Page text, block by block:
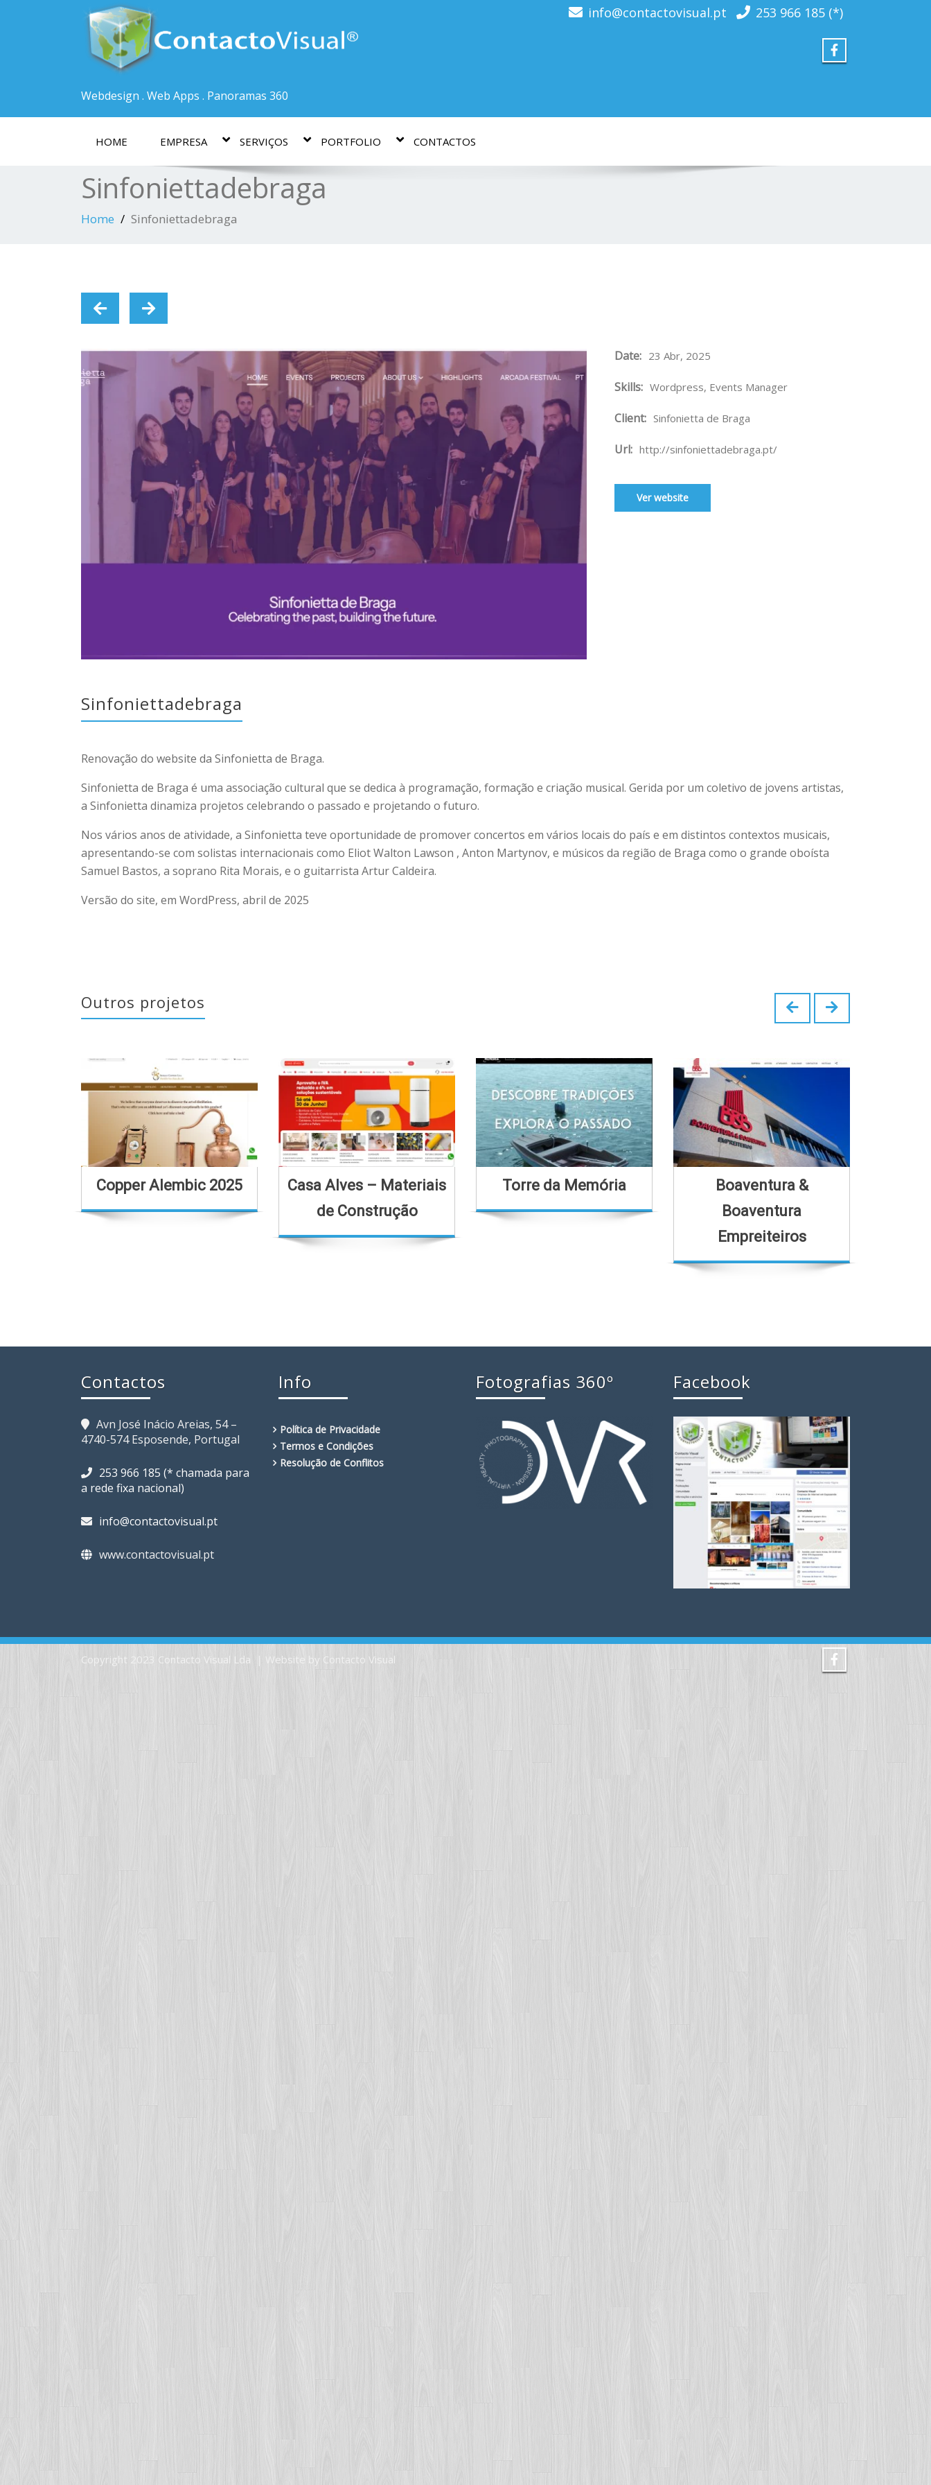
Webdesign . Web Apps . Panoramas 360
info@contactovisual.pt 253 966 185 (*)
HOME EMPRESA SERVIÇOS PORTFOLIO CONTACTOS
Sinfoniettadebraga
Home Sinfoniettadebraga
Date: 23 Abr, 2025
Skills: Wordpress, Events Manager
Client: Sinfonietta de Braga
Url: http://sinfoniettadebraga.pt/
Ver website
Sinfoniettadebraga
Renovação do website da Sinfonietta de Braga.
Sinfonietta de Braga é uma associação cultural que se dedica à programação, formação e criação musical. Gerida por um coletivo de jovens artistas,
a Sinfonietta dinamiza projetos celebrando o passado e projetando o futuro.
Nos vários anos de atividade, a Sinfonietta teve oportunidade de promover concertos em vários locais do país e em distintos contextos musicais,
apresentando-se com solistas internacionais como Eliot Walton Lawson , Anton Martynov, e músicos da região de Braga como o grande oboísta
Samuel Bastos, a soprano Rita Morais, e o guitarrista Artur Caldeira.
Versão do site, em WordPress, abril de 2025
Outros projetos
Copper Alembic 2025
Casa Alves – Materiais
de Construção
Torre da Memória
Boaventura &
Boaventura
Empreiteiros
Contactos
Avn José Inácio Areias, 54 –
4740-574 Esposende, Portugal
253 966 185 (* chamada para
a rede fixa nacional)
info@contactovisual.pt
www.contactovisual.pt
Info
Política de Privacidade
Termos e Condições
Resolução de Conflitos
Fotografias 360º Facebook
Copyright 2023 Contacto Visual Lda | Website by Contacto Visual